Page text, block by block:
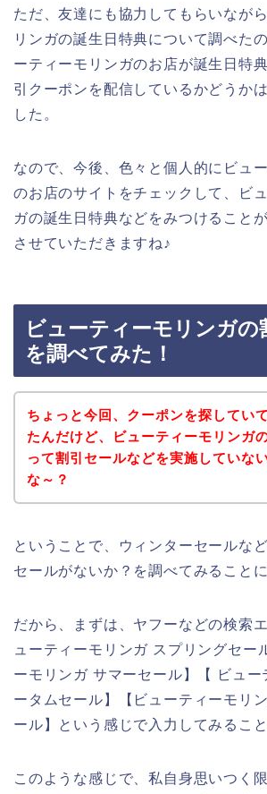
ただ、友達にも協力してもらいなが
リンガの誕生日特典について調べた
ーティーモリンガのお店が誕生日特
引クーポンを配信しているかどうか
した。
なので、今後、色々と個人的にビュ
のお店のサイトをチェックして、ビ
ガの誕生日特典などをみつけること
させていただきますね♪
ビューティーモリンガの
を調べてみた！
ちょっと今回、クーポンを探してい
たんだけど、ビューティーモリンガ
って割引セールなどを実施していな
な～？
ということで、ウィンターセールな
セールがないか？を調べてみること
だから、まずは、ヤフーなどの検索
ューティーモリンガ スプリングセー
ーモリンガ サマーセール】【 ビュー
ータムセール】【ビューティーモリ
ール】という感じで入力してみるこ
このような感じで、私自身思いつく